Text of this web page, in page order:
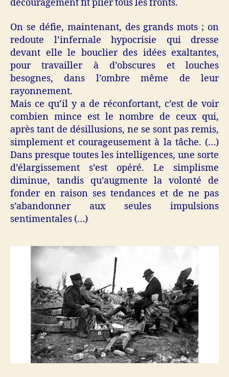
découragement fit plier tous les fronts.
On se défie, maintenant, des grands mots ; on
redoute l’infernale hypocrisie qui dresse
devant elle le bouclier des idées exaltantes,
pour travailler à d’obscures et louches
besognes, dans l’ombre même de leur
rayonnement.
Mais ce qu’il y a de réconfortant, c’est de voir
combien mince est le nombre de ceux qui,
après tant de désillusions, ne se sont pas remis,
simplement et courageusement à la tâche. (…)
Dans presque toutes les intelligences, une sorte
d’élargissement s’est opéré. Le simplisme
diminue, tandis qu’augmente la volonté de
fonder en raison ses tendances et de ne pas
s’abandonner aux seules impulsions
sentimentales (…)